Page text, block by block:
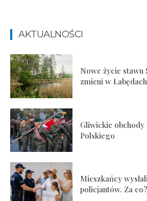
AKTUALNOŚCI
Nowe życie stawu
zmieni w
Gliwickie obchody
Polskiego
Mieszkańcy
policjantów. Za co?